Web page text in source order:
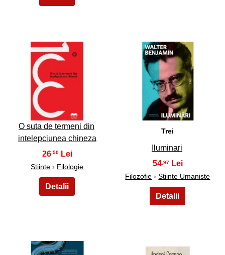
41
O suta de termeni din
intelepciunea chineza
26,50
Stiinte › Filologie
42
Trei
Iluminari
54 ,97
Filozofie ›Stiinte Umaniste